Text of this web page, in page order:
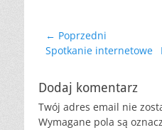
Nawigacja
wpisu
← Poprzedni
Poprzedni
Spotkanie internetowe
Dodaj komentarz
Twój adres email nie
Wymagane pola są